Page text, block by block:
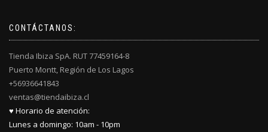
CONTÁCTANOS:
Tienda Ibiza SpA. RUT 77459164-8
Puerto Montt, Región de Los Lagos
+56936641843
ventas@tiendaibiza.cl
♥ Horario de atención:
Lunes a domingo: 10am - 10pm